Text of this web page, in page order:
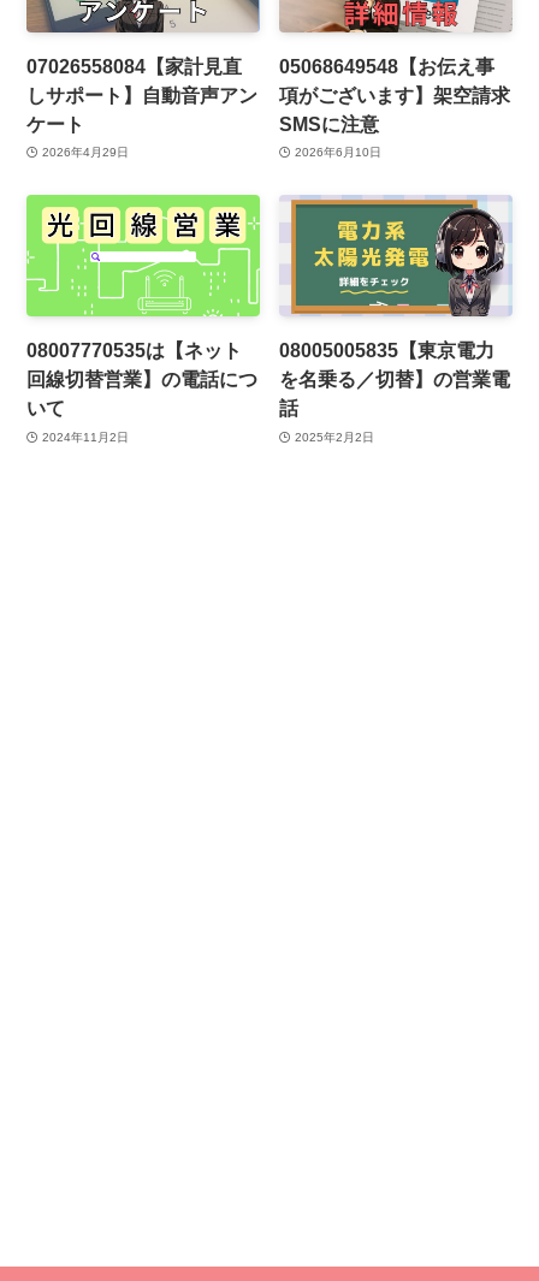
07026558084【家計見直
しサポート】自動音声アン
ケート
2026年4月29日
05068649548【お伝え事
項がございます】架空請求
SMSに注意
2026年6月10日
08007770535は【ネット
回線切替営業】の電話につ
いて
2024年11月2日
08005005835【東京電力
を名乗る／切替】の営業電
話
2025年2月2日